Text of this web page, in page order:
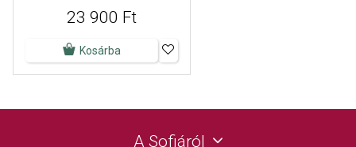
23 900 Ft
Kosárba
A Sofiáról